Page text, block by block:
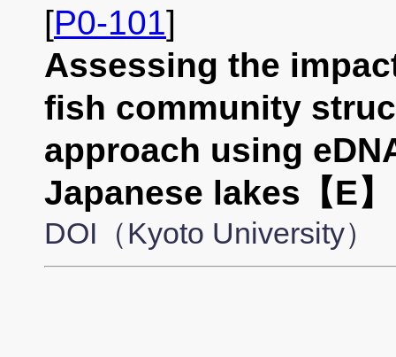
[P0-101]
Assessing the
fish community
approach using
Japanese lakes【E】
DOI（Kyoto University）